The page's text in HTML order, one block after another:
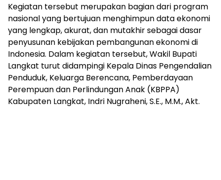
Kegiatan tersebut merupakan bagian dari program
nasional yang bertujuan menghimpun data ekonomi
yang lengkap, akurat, dan mutakhir sebagai dasar
penyusunan kebijakan pembangunan ekonomi di
Indonesia. Dalam kegiatan tersebut, Wakil Bupati
Langkat turut didampingi Kepala Dinas Pengendalian
Penduduk, Keluarga Berencana, Pemberdayaan
Perempuan dan Perlindungan Anak (KBPPA)
Kabupaten Langkat, Indri Nugraheni, S.E., M.M., Akt.